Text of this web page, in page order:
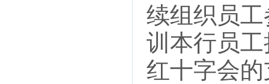
续组织员
训本行员
红十字会